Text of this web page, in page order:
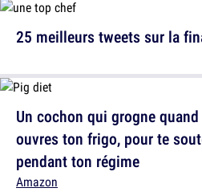
Un cochon qui grogne
ouvres ton frigo, pour te
pendant ton régime
Amazon
25 meilleurs tweets sur la